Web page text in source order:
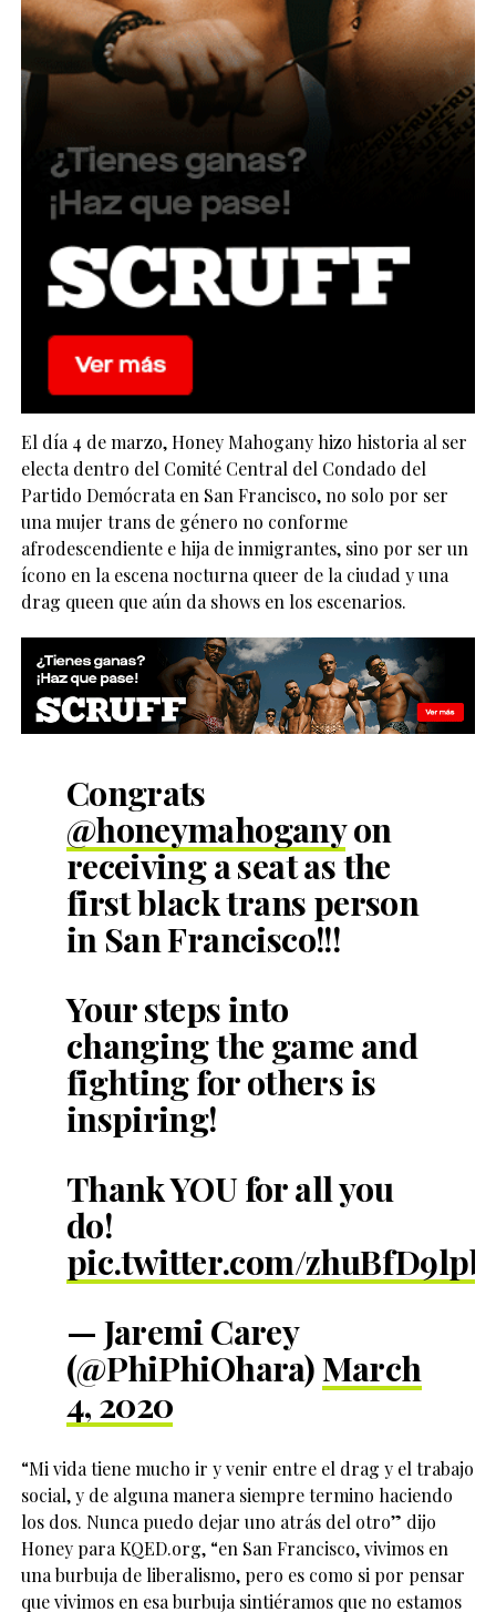
El día 4 de marzo, Honey Mahogany hizo historia al ser
electa dentro del Comité Central del Condado del
Partido Demócrata en San Francisco, no solo por ser
una mujer trans de género no conforme
afrodescendiente e hija de inmigrantes, sino por ser un
ícono en la escena nocturna queer de la ciudad y una
drag queen que aún da shows en los escenarios.
Congrats
@honeymahoganyon
receiving a seat as the
first black trans person
in San Francisco!!!
Your steps into
changing the game and
fighting for others is
inspiring!
Thank YOU for all you
do!
pic.twitter.com/zhuBfD9lpb
— Jaremi Carey
(@PhiPhiOhara)March
4, 2020
“Mi vida tiene mucho ir y venir entre el drag y el trabajo
social, y de alguna manera siempre termino haciendo
los dos. Nunca puedo dejar uno atrás del otro” dijo
Honey para KQED.org, “en San Francisco, vivimos en
una burbuja de liberalismo, pero es como si por pensar
que vivimos en esa burbuja sintiéramos que no estamos